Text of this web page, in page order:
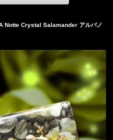
Notte Crystal Salamander アルバノ